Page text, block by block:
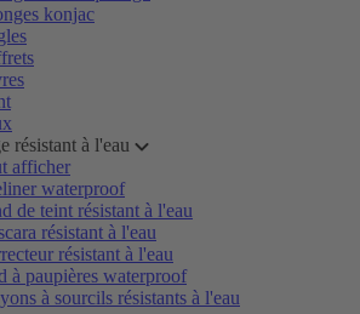
konjac
résistant à l'eau
afficher
waterproof
de teint résistant à l'eau
résistant à l'eau
résistant à l'eau
à paupières waterproof
à sourcils résistants à l'eau